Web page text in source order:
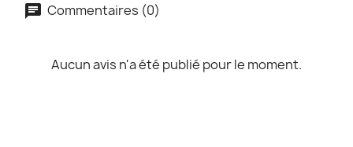
Commentaires (0)
Aucun avis n'a été publié pour le moment.